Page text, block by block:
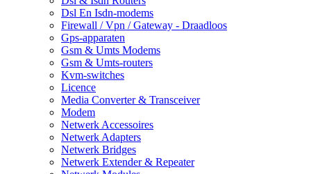
Dsl En Isdn-modems
Firewall / Vpn / Gateway - Draadloos
Gps-apparaten
Gsm & Umts Modems
Gsm & Umts-routers
Kvm-switches
Licence
Media Converter & Transceiver
Modem
Netwerk Accessoires
Netwerk Adapters
Netwerk Bridges
Netwerk Extender & Repeater